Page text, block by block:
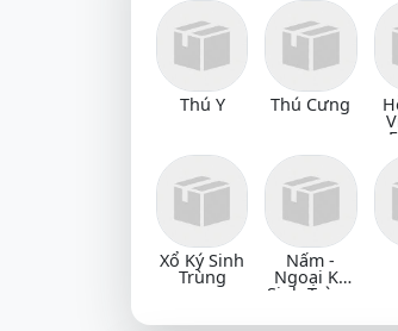
Thú Y Thú Cưng
Xổ Ký Sinh
Trùng
Nấm -
Ngoại Ký
Sinh Trùng